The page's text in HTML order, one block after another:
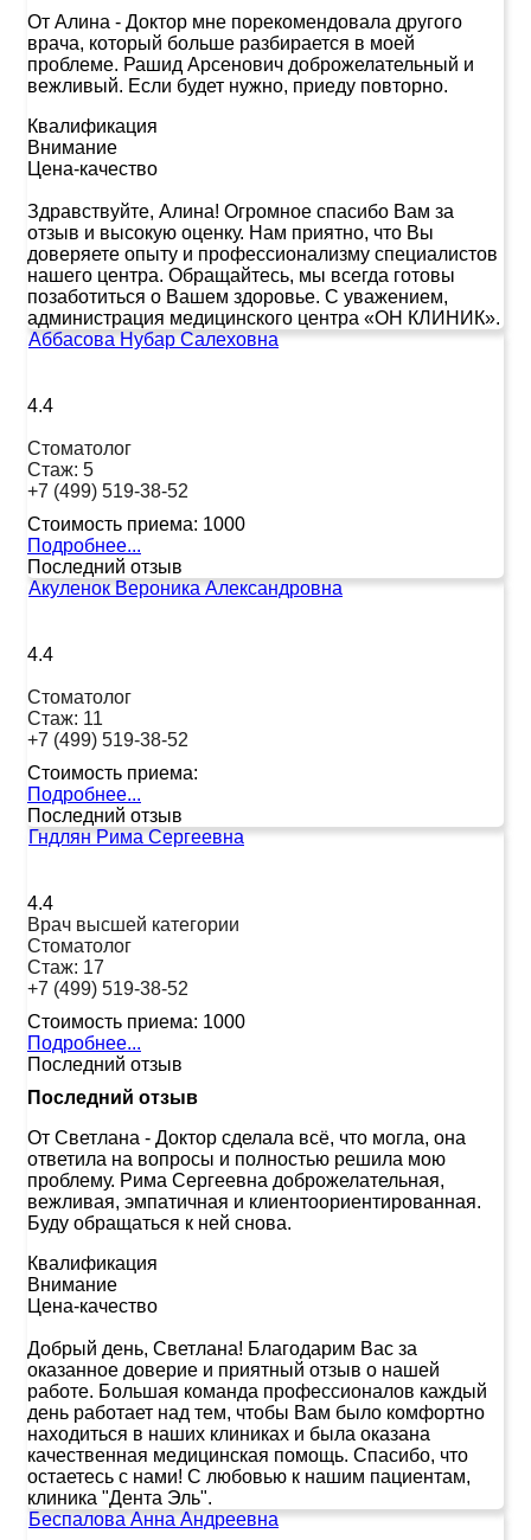
От Алина - Доктор мне порекомендовала другого
врача, который больше разбирается в моей
проблеме. Рашид Арсенович доброжелательный и
вежливый. Если будет нужно, приеду повторно.
Квалификация
Внимание
Цена-качество
Здравствуйте, Алина! Огромное спасибо Вам за
отзыв и высокую оценку. Нам приятно, что Вы
доверяете опыту и профессионализму специалистов
нашего центра. Обращайтесь, мы всегда готовы
позаботиться о Вашем здоровье. С уважением,
администрация медицинского центра «ОН КЛИНИК».
Аббасова Нубар Салеховна
4.4
Стоматолог
Стаж: 5
+7 (499) 519-38-52
Стоимость приема: 1000
Подробнее...
Последний отзыв
Акуленок Вероника Александровна
4.4
Стоматолог
Стаж: 11
+7 (499) 519-38-52
Стоимость приема:
Подробнее...
Последний отзыв
Гндлян Рима Сергеевна
4.4
Врач высшей категории
Стоматолог
Стаж: 17
+7 (499) 519-38-52
Стоимость приема: 1000
Подробнее...
Последний отзыв
Последний отзыв
От Светлана - Доктор сделала всё, что могла, она
ответила на вопросы и полностью решила мою
проблему. Рима Сергеевна доброжелательная,
вежливая, эмпатичная и клиентоориентированная.
Буду обращаться к ней снова.
Квалификация
Внимание
Цена-качество
Добрый день, Светлана! Благодарим Вас за
оказанное доверие и приятный отзыв о нашей
работе. Большая команда профессионалов каждый
день работает над тем, чтобы Вам было комфортно
находиться в наших клиниках и была оказана
качественная медицинская помощь. Спасибо, что
остаетесь с нами! С любовью к нашим пациентам,
клиника "Дента Эль".
Беспалова Анна Андреевна